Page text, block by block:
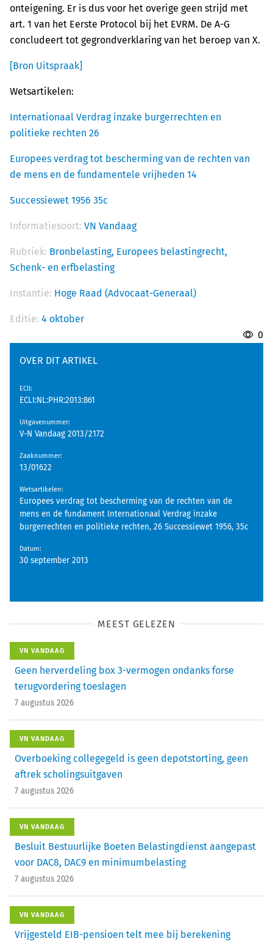
onteigening. Er is dus voor het overige geen strijd met
art. 1 van het Eerste Protocol bij het EVRM. De A-G
concludeert tot gegrondverklaring van het beroep van X.
[Bron Uitspraak]
Wetsartikelen:
Internationaal Verdrag inzake burgerrechten en
politieke rechten 26
Europees verdrag tot bescherming van de rechten van
de mens en de fundamentele vrijheden 14
Successiewet 1956 35c
Informatiesoort: VN Vandaag
Rubriek: Bronbelasting, Europees belastingrecht,
Schenk- en erfbelasting
Instantie: Hoge Raad (Advocaat-Generaal)
Editie: 4 oktober
0
OVER DIT ARTIKEL
EClI:
ECLI:NL:PHR:2013:861
Uitgavenummer:
V-N Vandaag 2013/2172
Zaaknummer:
13/01622
Wetsartikelen:
Europees verdrag tot bescherming van de rechten van de
mens en de fundament Internationaal Verdrag inzake
burgerrechten en politieke rechten, 26 Successiewet 1956, 35c
Datum:
30 september 2013
MEEST GELEZEN
VN VANDAAG
Geen herverdeling box 3-vermogen ondanks forse
terugvordering toeslagen
7 augustus 2026
VN VANDAAG
Overboeking collegegeld is geen depotstorting, geen
aftrek scholingsuitgaven
7 augustus 2026
VN VANDAAG
Besluit Bestuurlijke Boeten Belastingdienst aangepast
voor DAC8, DAC9 en minimumbelasting
7 augustus 2026
VN VANDAAG
Vrijgesteld EIB-pensioen telt mee bij berekening